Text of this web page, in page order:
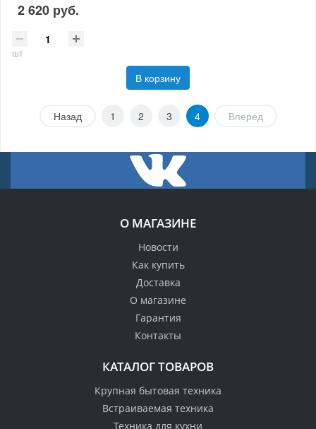
2 620 руб.
шт
В корзину
Назад 1 2 3 4 Вперед
О МАГАЗИНЕ
Новости
Как купить
Доставка
О магазине
Гарантия
Контакты
КАТАЛОГ ТОВАРОВ
Крупная бытовая техника
Встраиваемая техника
Техника для кухни